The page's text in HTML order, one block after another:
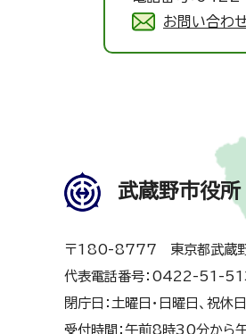
お問い合わ
武蔵野市役所
〒180-8777 東京都武蔵
代表電話番号：0422-51-
閉庁日：土曜日・日曜日、祝
受付時間：午前8時30分から